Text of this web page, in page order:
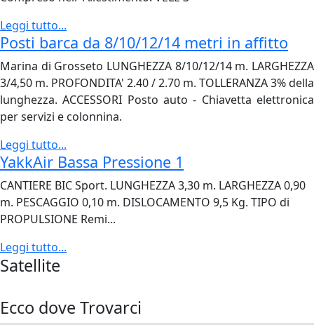
Leggi tutto...
Posti barca da 8/10/12/14 metri in affitto
Marina di Grosseto LUNGHEZZA 8/10/12/14 m. LARGHEZZA
3/4,50 m. PROFONDITA' 2.40 / 2.70 m. TOLLERANZA 3% della
lunghezza. ACCESSORI Posto auto - Chiavetta elettronica
per servizi e colonnina.
Leggi tutto...
YakkAir Bassa Pressione 1
CANTIERE BIC Sport. LUNGHEZZA 3,30 m. LARGHEZZA 0,90
m. PESCAGGIO 0,10 m. DISLOCAMENTO 9,5 Kg. TIPO di
PROPULSIONE Remi...
Leggi tutto...
Satellite
Ecco dove Trovarci